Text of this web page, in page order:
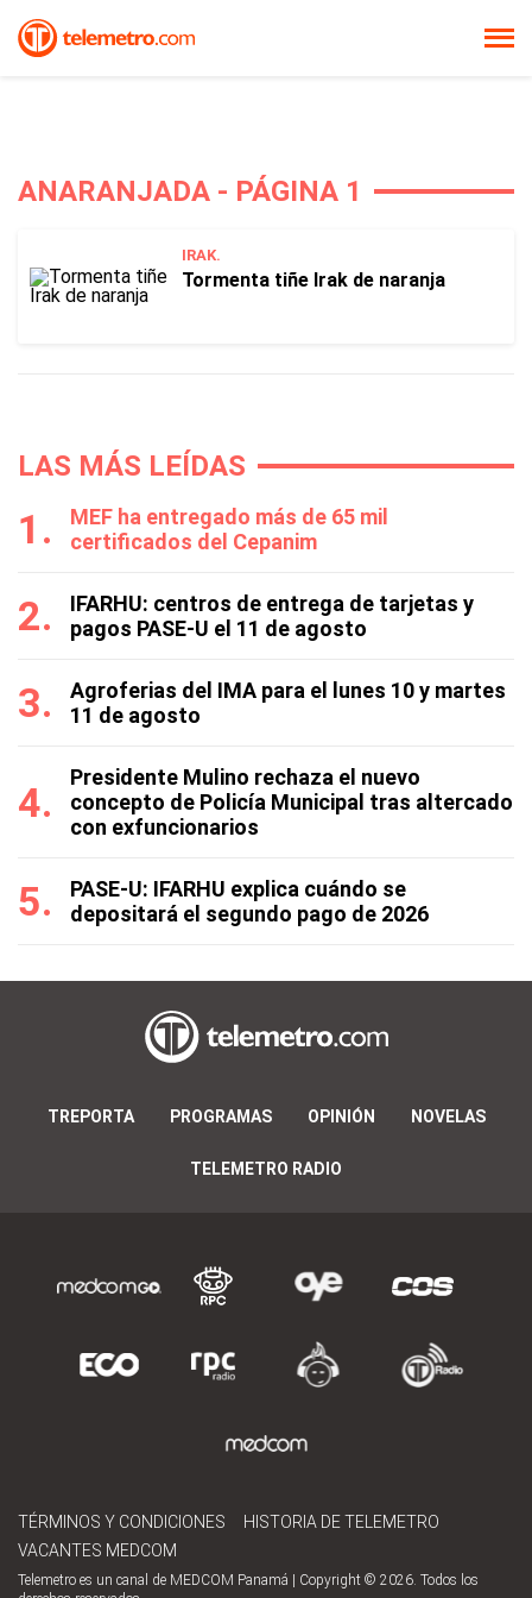
ANARANJADA - PÁGINA 1
IRAK.
Tormenta tiñe Irak de naranja
LAS MÁS LEÍDAS
MEF ha entregado más de 65 mil
certificados del Cepanim
IFARHU: centros de entrega de tarjetas y
pagos PASE-U el 11 de agosto
Agroferias del IMA para el lunes 10 y martes
11 de agosto
Presidente Mulino rechaza el nuevo
concepto de Policía Municipal tras altercado
con exfuncionarios
PASE-U: IFARHU explica cuándo se
depositará el segundo pago de 2026
TREPORTA PROGRAMAS OPINIÓN NOVELAS
TELEMETRO RADIO
TÉRMINOS Y CONDICIONES
HISTORIA DE TELEMETRO
VACANTES MEDCOM
Telemetro es un canal de MEDCOM Panamá | Copyright © 2026. Todos los